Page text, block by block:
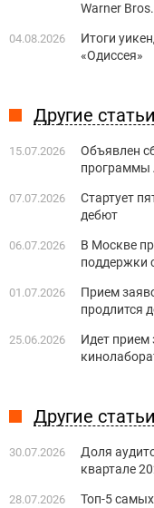
Warner
04.08.2026
Итоги
«Одиссея»
Другие
15.07.2026
Объявлен
программы
07.07.2026
Стартует
дебют
06.07.2026
В Москве
поддержки
01.07.2026
Прием
продлится
25.06.2026
Идет прием
Другие
30.07.2026
Доля
квартале
28.07.2026
Топ-5